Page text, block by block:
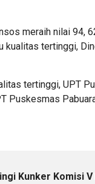
meraih nilai 94,
kualitas tertinggi,
tertinggi, UPT
Puskesmas
Kunker Komisi